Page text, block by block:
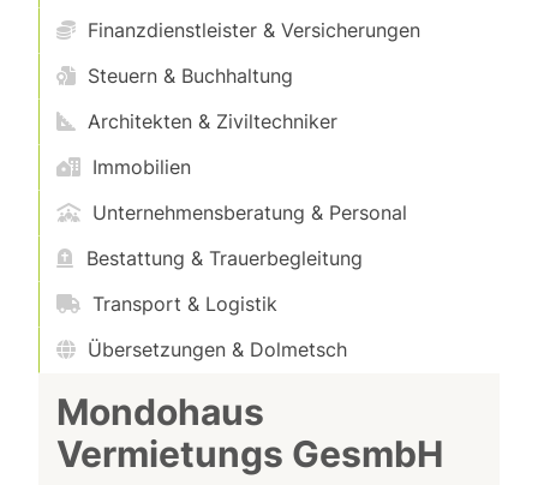
Finanzdienstleister & Versicherungen
Steuern & Buchhaltung
Architekten & Ziviltechniker
Immobilien
Unternehmensberatung & Personal
Bestattung & Trauerbegleitung
Transport & Logistik
Übersetzungen & Dolmetsch
Mondohaus
Vermietungs GesmbH